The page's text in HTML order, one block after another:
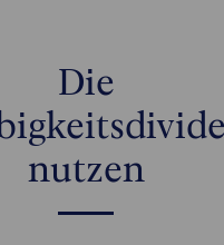
Die
nutzen